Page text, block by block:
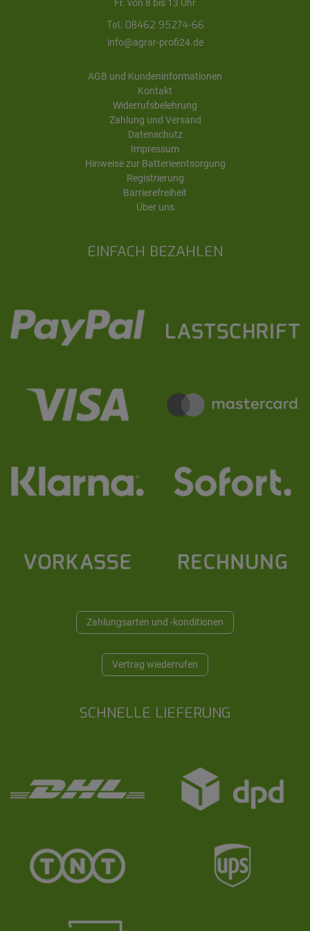
EINFACH BEZAHLEN
Zahlungsarten und -konditionen
Vertrag wiederrufen
SCHNELLE LIEFERUNG
Fr. von 8 bis 13 Uhr
Tel. 08462 95274-66
info@agrar-profi24.de
AGB und Kundeninformationen
Kontakt
Widerrufsbelehrung
Zahlung und Versand
Datenschutz
Impressum
Hinweise zur Batterieentsorgung
Registrierung
Barrierefreiheit
Über uns